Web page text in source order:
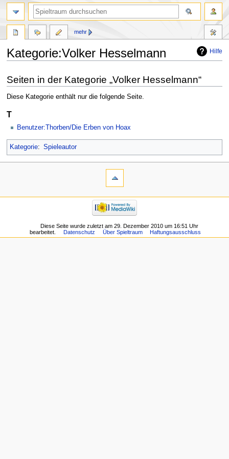
Hilfe
Kategorie:Volker Hesselmann
Navigation
springen
Suche
springen
Seiten in der Kategorie „Volker Hesselmann“
Diese Kategorie enthält nur die folgende Seite.
T
Benutzer:Thorben/Die Erben von Hoax
Kategorie: Spieleautor
mehr
Diese Seite wurde zuletzt am 29. Dezember 2010 um 16:51 Uhr
bearbeitet.
Datenschutz Über Spieltraum Haftungsausschluss